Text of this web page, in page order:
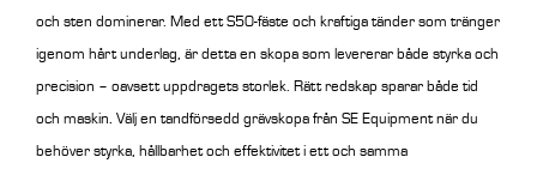
och sten dominerar. Med ett S50-fäste och kraftiga tänder som tränger
igenom hårt underlag, är detta en skopa som levererar både styrka och
precision – oavsett uppdragets storlek. Rätt redskap sparar både tid
och maskin. Välj en tandförsedd grävskopa från SE Equipment när du
behöver styrka, hållbarhet och effektivitet i ett och samma